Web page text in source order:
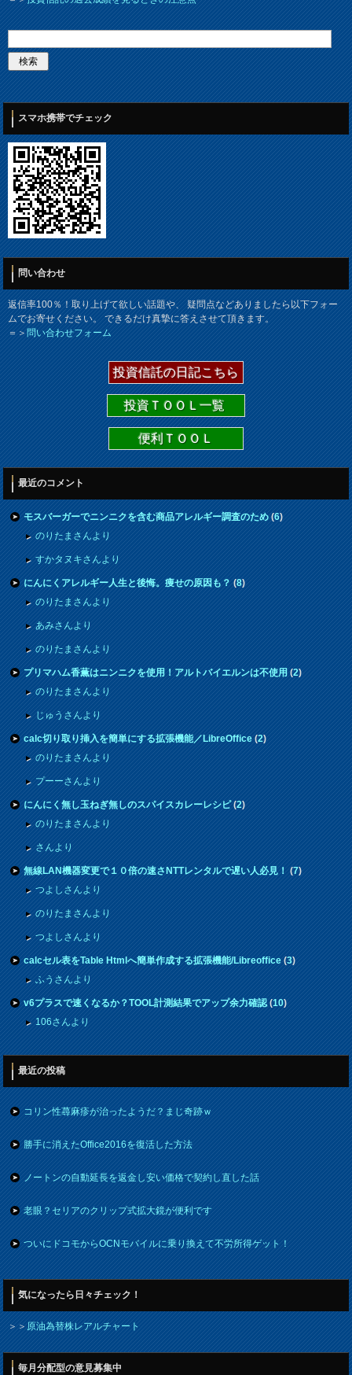
スマホ携帯でチェック
問い合わせ
返信率100％！取り上げて欲しい話題や、 疑問点などありましたら以下フォー
ムでお寄せください。 できるだけ真摯に答えさせて頂きます。
＝＞問い合わせフォーム
投資信託の日記こちら
投資ＴＯＯＬ一覧
便利ＴＯＯＬ
最近のコメント
モスバーガーでニンニクを含む商品アレルギー調査のため(6)
のりたまさんより
すかタヌキさんより
にんにくアレルギー人生と後悔。痩せの原因も？(8)
のりたまさんより
あみさんより
のりたまさんより
プリマハム香薫はニンニクを使用！アルトバイエルンは不使用(2)
のりたまさんより
じゅうさんより
calc切り取り挿入を簡単にする拡張機能／LibreOffice(2)
のりたまさんより
プーーさんより
にんにく無し玉ねぎ無しのスパイスカレーレシピ(2)
のりたまさんより
さんより
無線LAN機器変更で１０倍の速さNTTレンタルで遅い人必見！(7)
つよしさんより
のりたまさんより
つよしさんより
calcセル表をTable Htmlへ簡単作成する拡張機能/Libreoffice(3)
ふうさんより
v6プラスで速くなるか？TOOL計測結果でアップ余力確認(10)
106さんより
最近の投稿
コリン性蕁麻疹が治ったようだ？まじ奇跡ｗ
勝手に消えたOffice2016を復活した方法
ノートンの自動延長を返金し安い価格で契約し直した話
老眼？セリアのクリップ式拡大鏡が便利です
ついにドコモからOCNモバイルに乗り換えて不労所得ゲット！
気になったら日々チェック！
＞＞原油為替株レアルチャート
毎月分配型の意見募集中